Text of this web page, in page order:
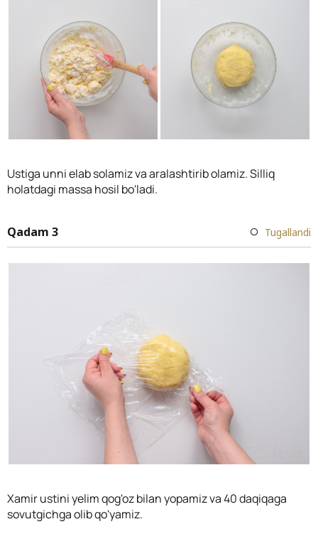
Ustiga unni elab solamiz va aralashtirib olamiz. Silliq
holatdagi massa hosil bo'ladi.
Qadam 3 Tugallandi
Xamir ustini yelim qog'oz bilan yopamiz va 40 daqiqaga
sovutgichga olib qo'yamiz.